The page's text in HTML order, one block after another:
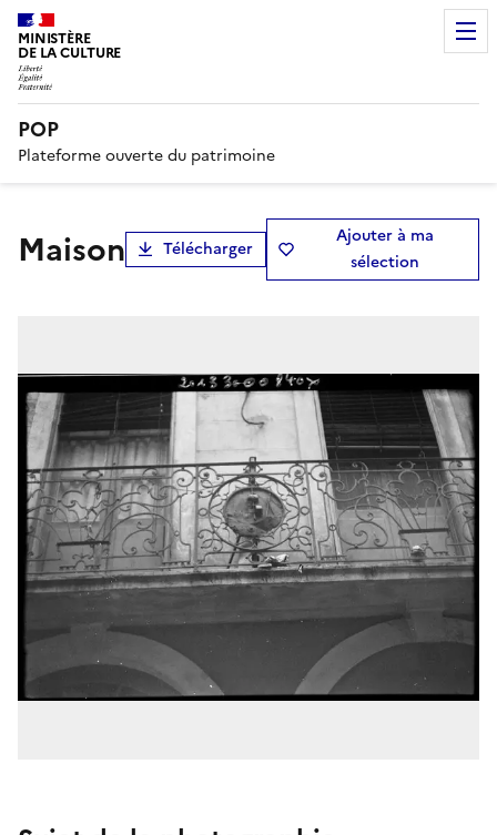
MINISTÈRE
DE LA CULTURE
POP
Plateforme ouverte du patrimoine
maison Télécharger
Ajouter à ma
sélection